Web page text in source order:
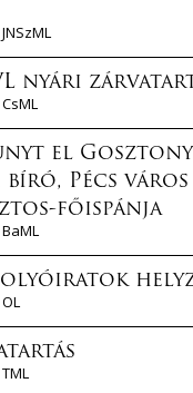
nyári
el
Pécs város
főispánja